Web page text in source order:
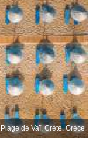
Plage de Vaï, Crète, Grèce